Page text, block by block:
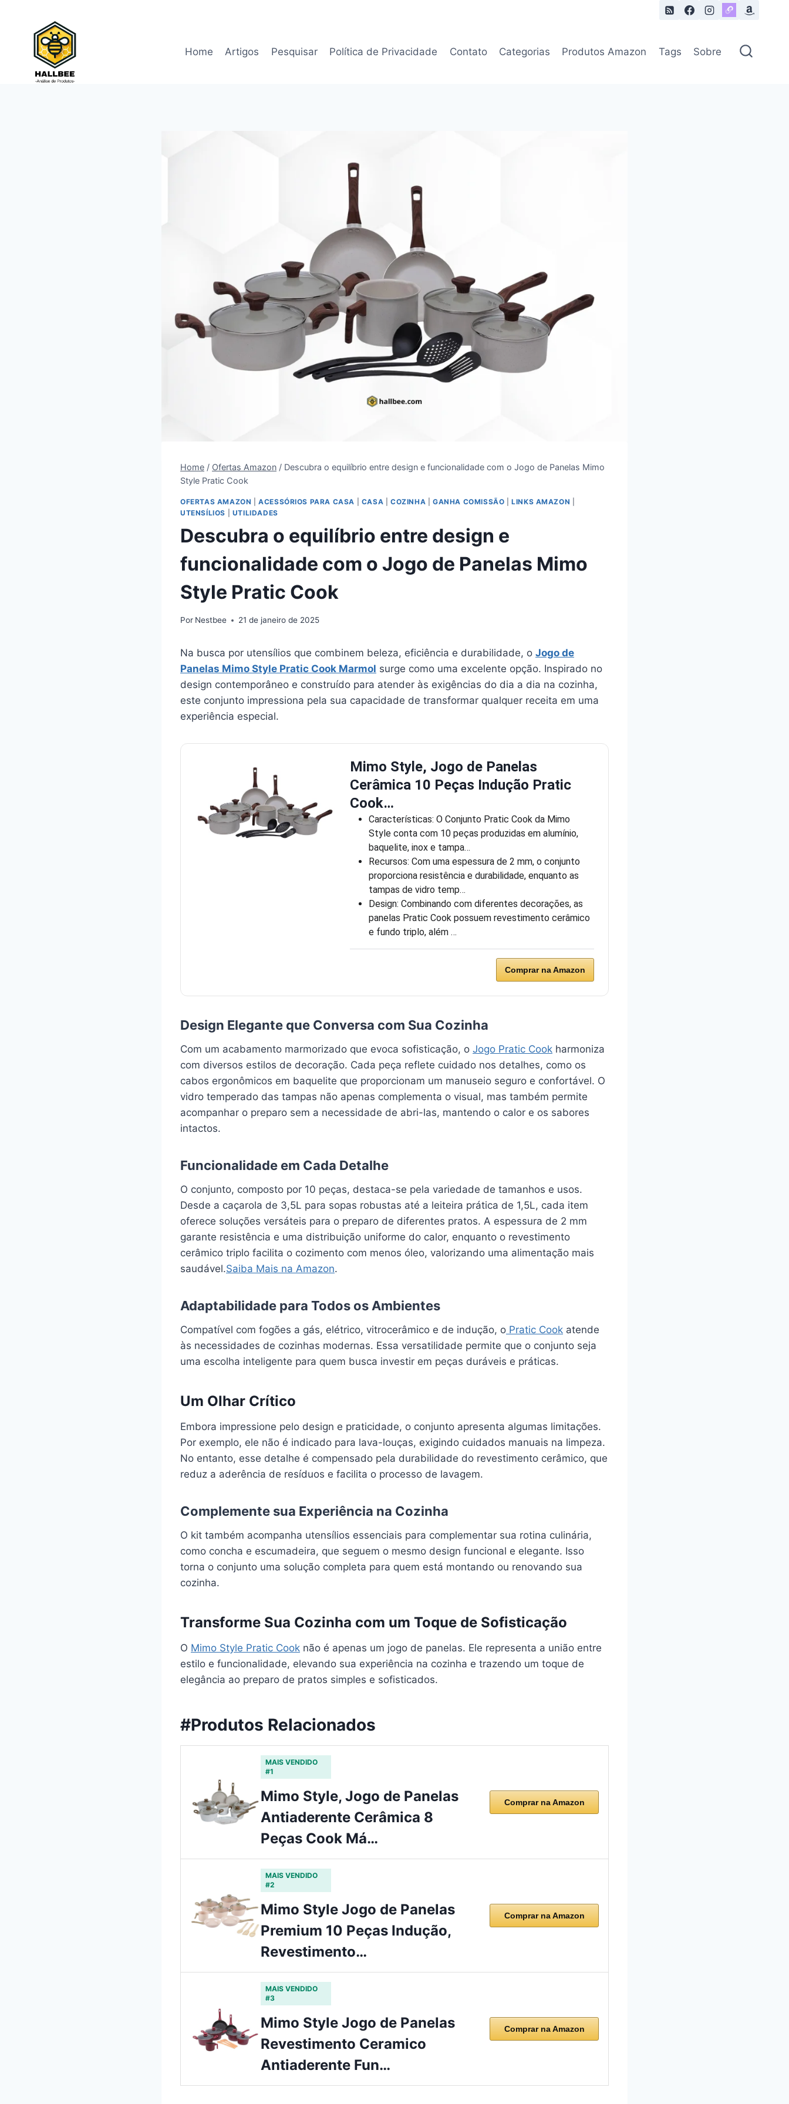
Conteúdo
Home Artigos Pesquisar Política de Privacidade Contato Categorias Produtos Amazon Tags Sobre
Home / Ofertas Amazon / Descubra o equilíbrio entre design e funcionalidade com o Jogo de Panelas Mimo
Style Pratic Cook
OFERTAS AMAZON |ACESSÓRIOS PARA CASA CASA |COZINHA GANHA COMISSÃO |LINKS AMAZON
UTENSÍLIOS
UTILIDADES
Descubra o equilíbrio entre design e
funcionalidade com o Jogo de Panelas Mimo
Style Pratic Cook
Por Nestbee 21 de janeiro de 2025
Na busca por utensílios que combinem beleza, eficiência e durabilidade, o Jogo de
Panelas Mimo Style Pratic Cook Marmol surge como uma excelente opção. Inspirado no
design contemporâneo e construído para atender às exigências do dia a dia na cozinha,
este conjunto impressiona pela sua capacidade de transformar qualquer receita em uma
experiência especial.
Mimo Style, Jogo de Panelas
Cerâmica 10 Peças Indução Pratic
Cook…
Características: O Conjunto Pratic Cook da Mimo
Style conta com 10 peças produzidas em alumínio,
baquelite, inox e tampa…
Recursos: Com uma espessura de 2 mm, o conjunto
proporciona resistência e durabilidade, enquanto as
tampas de vidro temp…
Design: Combinando com diferentes decorações, as
panelas Pratic Cook possuem revestimento cerâmico
e fundo triplo, além …
Comprar na Amazon
Design Elegante que Conversa com Sua Cozinha
Com um acabamento marmorizado que evoca sofisticação, o Jogo Pratic Cook harmoniza
com diversos estilos de decoração. Cada peça reflete cuidado nos detalhes, como os
cabos ergonômicos em baquelite que proporcionam um manuseio seguro e confortável. O
vidro temperado das tampas não apenas complementa o visual, mas também permite
acompanhar o preparo sem a necessidade de abri-las, mantendo o calor e os sabores
intactos.
Funcionalidade em Cada Detalhe
O conjunto, composto por 10 peças, destaca-se pela variedade de tamanhos e usos.
Desde a caçarola de 3,5L para sopas robustas até a leiteira prática de 1,5L, cada item
oferece soluções versáteis para o preparo de diferentes pratos. A espessura de 2 mm
garante resistência e uma distribuição uniforme do calor, enquanto o revestimento
cerâmico triplo facilita o cozimento com menos óleo, valorizando uma alimentação mais
saudável.Saiba Mais na Amazon.
Adaptabilidade para Todos os Ambientes
Compatível com fogões a gás, elétrico, vitrocerâmico e de indução, o Pratic Cook atende
às necessidades de cozinhas modernas. Essa versatilidade permite que o conjunto seja
uma escolha inteligente para quem busca investir em peças duráveis e práticas.
Um Olhar Crítico
Embora impressione pelo design e praticidade, o conjunto apresenta algumas limitações.
Por exemplo, ele não é indicado para lava-louças, exigindo cuidados manuais na limpeza.
No entanto, esse detalhe é compensado pela durabilidade do revestimento cerâmico, que
reduz a aderência de resíduos e facilita o processo de lavagem.
Complemente sua Experiência na Cozinha
O kit também acompanha utensílios essenciais para complementar sua rotina culinária,
como concha e escumadeira, que seguem o mesmo design funcional e elegante. Isso
torna o conjunto uma solução completa para quem está montando ou renovando sua
cozinha.
Transforme Sua Cozinha com um Toque de Sofisticação
O Mimo Style Pratic Cook não é apenas um jogo de panelas. Ele representa a união entre
estilo e funcionalidade, elevando sua experiência na cozinha e trazendo um toque de
elegância ao preparo de pratos simples e sofisticados.
#Produtos Relacionados
MAIS VENDIDO
#1
Mimo Style, Jogo de Panelas
Antiaderente Cerâmica 8
Peças Cook Má…
Comprar na Amazon
MAIS VENDIDO
#2
Mimo Style Jogo de Panelas
Premium 10 Peças Indução,
Revestimento…
Comprar na Amazon
MAIS VENDIDO
#3
Mimo Style Jogo de Panelas
Revestimento Ceramico
Antiaderente Fun…
Comprar na Amazon